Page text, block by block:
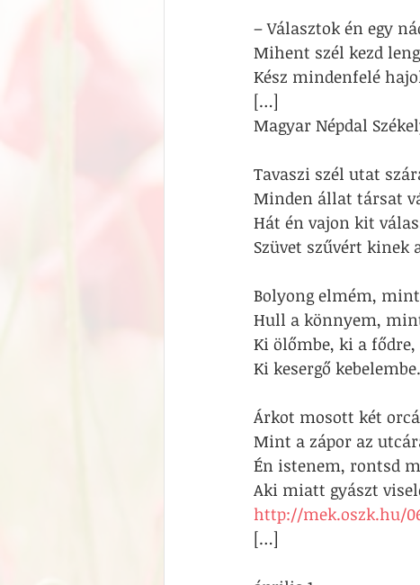
– Választok én egy
Mihent szél kezd
Kész mindenfelé
[…]
Magyar Népdal
Tavaszi szél utat
Minden állat társat
Hát én vajon kit
Szüvet szűvért kinek
Bolyong elmém,
Hull a könnyem,
Ki ölőmbe, ki a fődre,
Ki kesergő kebelembe.
Árkot mosott két
Mint a zápor az
Én istenem, rontsd
Aki miatt gyászt
http://mek.oszk.hu/
[…]